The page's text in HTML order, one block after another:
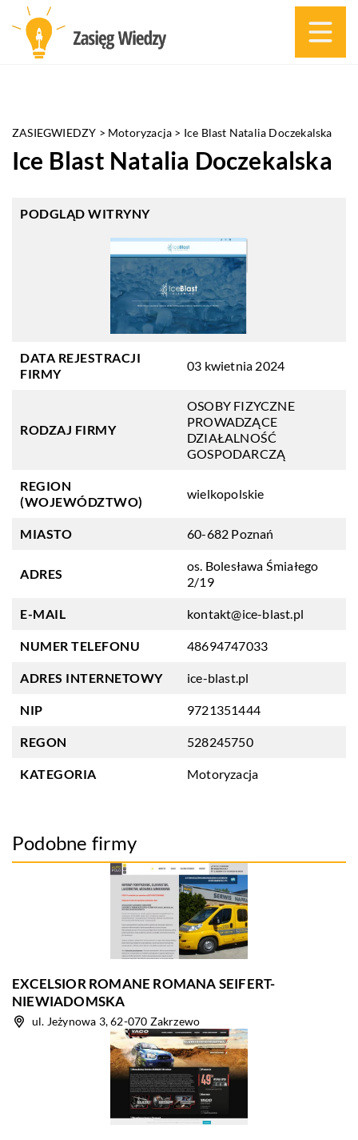
ZASIEGWIEDZY > Motoryzacja > Ice Blast Natalia Doczekalska
Ice Blast Natalia Doczekalska
PODGLĄD WITRYNY
DATA REJESTRACJI
FIRMY
03 kwietnia 2024
RODZAJ FIRMY
OSOBY FIZYCZNE
PROWADZĄCE
DZIAŁALNOŚĆ
GOSPODARCZĄ
REGION
(WOJEWÓDZTWO)
wielkopolskie
MIASTO 60-682 Poznań
ADRES
os. Bolesława Śmiałego
2/19
E-MAIL kontakt@ice-blast.pl
NUMER TELEFONU 48694747033
ADRES INTERNETOWY ice-blast.pl
NIP 9721351444
REGON 528245750
KATEGORIA Motoryzacja
Podobne firmy
EXCELSIOR ROMANE ROMANA SEIFERT-
NIEWIADOMSKA
ul. Jeżynowa 3, 62-070 Zakrzewo